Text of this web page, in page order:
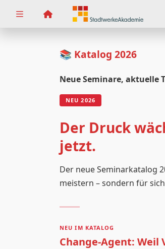
Zuklappen
📚 Katalog 2026
Neue Seminare, aktuelle
NEU 2026
Der Druck
jetzt.
Der neue Seminarkatalog
meistern – sondern für
NEU IM KATALOG
Change-Agent: